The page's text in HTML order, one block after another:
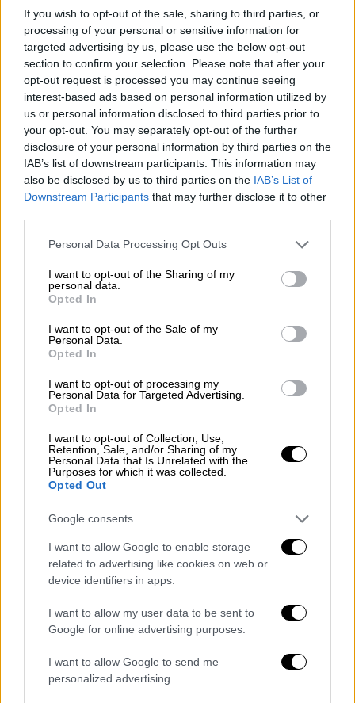
If you wish to opt-out of the sale, sharing to third parties, or
processing of your personal or sensitive information for
targeted advertising by us, please use the below opt-out
section to confirm your selection. Please note that after your
opt-out request is processed you may continue seeing
interest-based ads based on personal information utilized by
us or personal information disclosed to third parties prior to
your opt-out. You may separately opt-out of the further
disclosure of your personal information by third parties on the
IAB’s list of downstream participants. This information may
also be disclosed by us to third parties on the IAB’s List of
Downstream Participants that may further disclose it to other
Please note that this website/app uses one or more Google
not limited to your visit or usage behaviour. You may click to
grant or deny consent to Google and its third-party tags to
use your data for below specified purposes in below Google
consent section.
Personal Data Processing Opt Outs
I want to opt-out of the Sharing of my
personal data.
Opted In
I want to opt-out of the Sale of my
Personal Data.
Opted In
I want to opt-out of processing my
Personal Data for Targeted Advertising.
Opted In
I want to opt-out of Collection, Use,
Retention, Sale, and/or Sharing of my
Personal Data that Is Unrelated with the
Purposes for which it was collected.
Opted Out
Google consents
I want to allow Google to enable storage
related to advertising like cookies on web or
device identifiers in apps.
I want to allow my user data to be sent to
Google for online advertising purposes.
I want to allow Google to send me
personalized advertising.
παγκόσμιο ρεκόρτης μεγαλύτερης
διάρκειας ζωής κάτω από το νερό και
ετοιμάζεται στις 9/6 να ολοκληρώσει το
απίστευτο αυτόπείραμα στο οποίο
συμμετέχει, κλείνοντας ακριβώς100 ημέρες
υποβρύχιας διαβίωσης.
Το Έθνος σάς παρουσιάζει τονκαθηγητή που
έγινε viralστην Αμερική και έχει
φιλοξενηθεί στα μεγαλύτερα τηλεοπτικά
Ποια είναι ηκαθημερινότητάτου κάτω από
video
ΟΛΕΣ ΟΙ ΕΙΔΗΣΕΙΣ
Τροχαία στην Αττική: Ανησυχητικά
στοιχεία – Σε 3 ημέρες, 4 νεκροί - Πάνω
από 650 παρασύρσεις το τελευταίο
5μηνο
Τι περιλαμβάνει το «λίφτινγκ» που
ξεκίνησε στο ΕΣΥ - Ποια τμήματα θα
αλλάξουν στα νοσοκομεία με χρήματα
από το Ταμείο Ανάκαμψης